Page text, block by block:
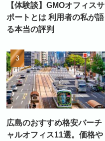
【体験談】GMOオフィスサ
ポートとは 利用者の私が語
る本当の評判
広島のおすすめ格安バーチ
ャルオフィス11選。価格や